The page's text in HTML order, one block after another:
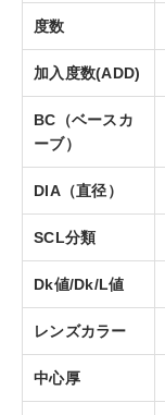
度数
加入度数(ADD)
BC（ベースカ
ーブ）
DIA（直径）
SCL分類
Dk値/Dk/L値
レンズカラー
中心厚